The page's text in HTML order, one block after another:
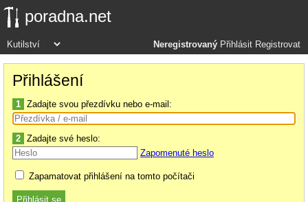
poradna.net
Neregistrovaný Přihlásit Registrovat
Přihlášení
1 Zadajte svou přezdívku nebo e-mail:
2 Zadajte své heslo:
Zapomenuté heslo
Zapamatovat přihlášení na tomto počítači